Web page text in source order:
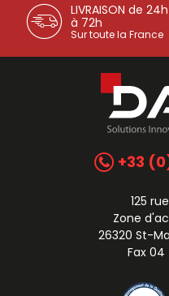
LIVRAISON de 24h
à 72h
Sur toute la France
+33
125
Zone
26320 St-
Fax